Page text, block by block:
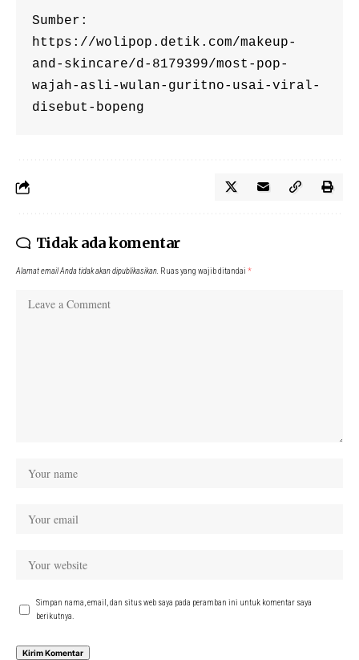
Sumber:
https://wolipop.detik.com/makeup-
and-skincare/d-8179399/most-pop-
wajah-asli-wulan-guritno-usai-viral-
disebut-bopeng
Tidak ada komentar
Alamat email Anda tidak akan dipublikasikan. Ruas yang wajib ditandai *
Simpan nama, email, dan situs web saya pada peramban ini untuk komentar saya
berikutnya.